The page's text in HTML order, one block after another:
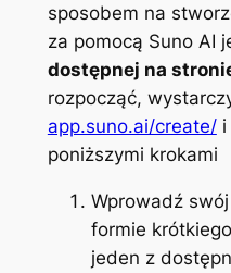
sposobem na
za pomocą Suno AI
dostępnej na
rozpocząć,
app.suno.ai/create/i
poniższymi krokami
Wprowadź
formie
jeden z